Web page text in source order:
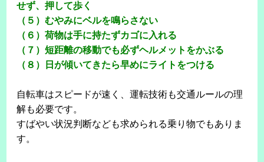
せず、押して歩く
（５）むやみにベルを鳴らさない
（６）荷物は手に持たずカゴに入れる
（７）短距離の移動でも必ずヘルメットをかぶる
（８）日が傾いてきたら早めにライトをつける
自転車はスピードが速く、運転技術も交通ルールの理
解も必要です。
すばやい状況判断なども求められる乗り物でもありま
す。